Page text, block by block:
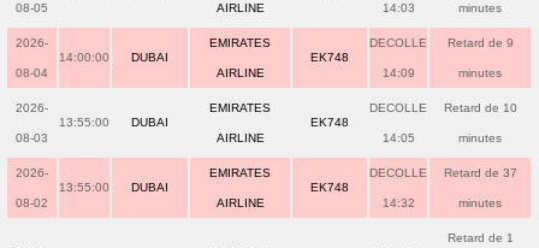
08-05 AIRLINE 14:03 minutes
2026-
08-04
14:00:00 DUBAI
EMIRATES
AIRLINE
EK748
DECOLLE
14:09
Retard de 9
minutes
2026-
08-03
13:55:00 DUBAI
EMIRATES
AIRLINE
EK748
DECOLLE
14:05
Retard de 10
minutes
2026-
08-02
13:55:00 DUBAI
EMIRATES
AIRLINE
EK748
DECOLLE
14:32
Retard de 37
minutes
Retard de 1